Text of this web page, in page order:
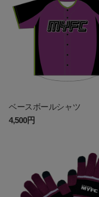
ベースボールシャツ
4,500円